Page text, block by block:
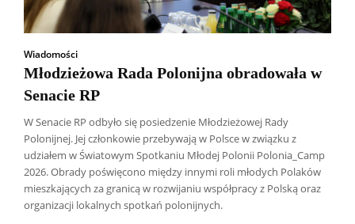
Wiadomości
Młodzieżowa Rada Polonijna obradowała w
Senacie RP
W Senacie RP odbyło się posiedzenie Młodzieżowej Rady
Polonijnej. Jej członkowie przebywają w Polsce w związku z
udziałem w Światowym Spotkaniu Młodej Polonii Polonia_Camp
2026. Obrady poświęcono między innymi roli młodych Polaków
mieszkających za granicą w rozwijaniu współpracy z Polską oraz
organizacji lokalnych spotkań polonijnych.
Wszyscy Aleksander Borowik
Antoni Radczenko
Artur Płokszto
Grzegorz Górny
ks. Jarosław Wąsowicz SDB